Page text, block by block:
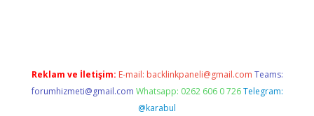
Reklam ve İletişim: E-mail: backlinkpaneli@gmail.com Teams:
forumhizmeti@gmail.com Whatsapp: 0262 606 0 726 Telegram:
@karabul